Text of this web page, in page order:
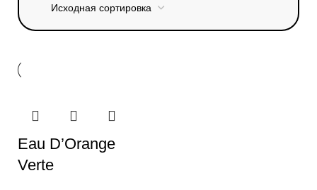
Eau D’Orange
Verte